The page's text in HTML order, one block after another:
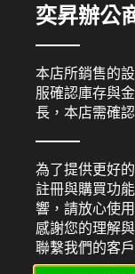
HP 原廠墨水匣
HP CN053AA 黑色原
NO.932XL
NT$1,350
奕昇辦公
本店所銷售的
服確認庫存與
長，本店需確
為了提供更好
註冊與購買功
響，請放心使用
感謝您的理解
聯繫我們的客